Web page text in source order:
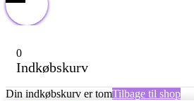
0
Indkøbskurv
Din indkøbskurv er tomTilbage til shop